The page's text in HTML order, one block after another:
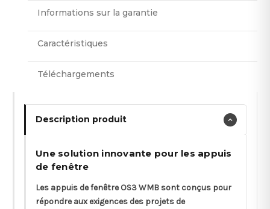
Informations sur la garantie
Caractéristiques
Téléchargements
Description produit
Une solution innovante pour les appuis
de fenêtre
Les appuis de fenêtre OS3 WMB sont conçus pour
répondre aux exigences des projets de